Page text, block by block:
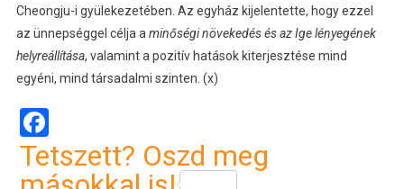
Cheongju-i gyülekezetében. Az egyház kijelentette, hogy ezzel
az ünnepséggel célja a minőségi növekedés és az Ige lényegének
helyreállítása, valamint a pozitív hatások kiterjesztése mind
egyéni, mind társadalmi szinten. (x)
Facebook
Tetszett? Oszd meg